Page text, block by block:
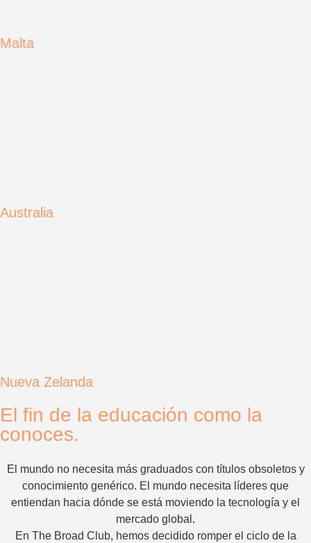
Malta
Australia
Nueva Zelanda
El fin de la educación como la
conoces.
El mundo no necesita más graduados con títulos obsoletos y
conocimiento genérico. El mundo necesita líderes que
entiendan hacia dónde se está moviendo la tecnología y el
mercado global.
En The Broad Club, hemos decidido romper el ciclo de la